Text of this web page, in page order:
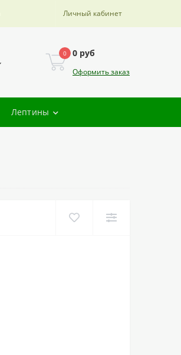
Личный кабинет
0 0 руб
Оформить заказ
Лептины